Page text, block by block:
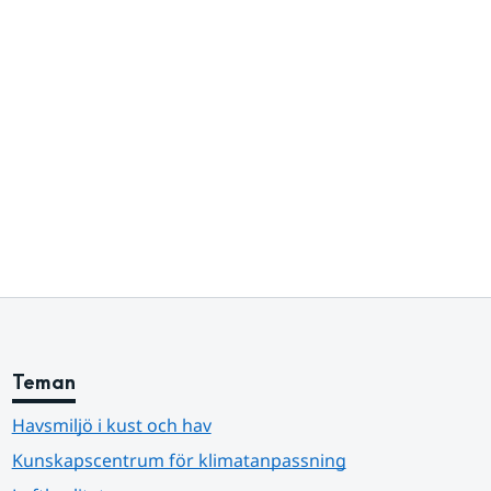
Teman
Havsmiljö i kust och hav
Kunskapscentrum för klimatanpassning